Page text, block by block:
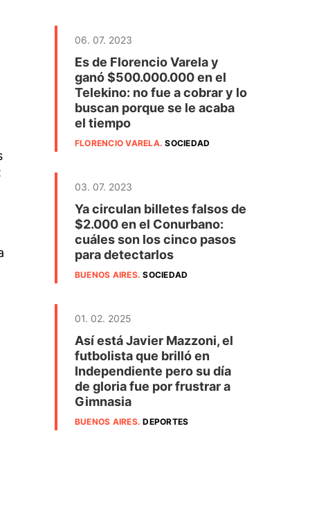
06. 07. 2023
Es de Florencio Varela y
ganó $500.000.000 en el
Telekino: no fue a cobrar y lo
buscan porque se le acaba
el tiempo
FLORENCIO VARELA.SOCIEDAD
03. 07. 2023
Ya circulan billetes falsos de
$2.000 en el Conurbano:
cuáles son los cinco pasos
para detectarlos
BUENOS AIRES.SOCIEDAD
01. 02. 2025
Así está Javier Mazzoni, el
futbolista que brilló en
Independiente pero su día
de gloria fue por frustrar a
Gimnasia
BUENOS AIRES.DEPORTES